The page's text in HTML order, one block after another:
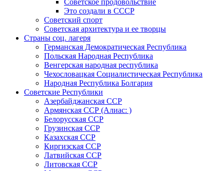
Советское продовольствие
Это создали в СССР
Советский спорт
Советская архитектура и ее творцы
Страны соц. лагеря
Германская Демократическая Республика
Польская Народная Республика
Венгерская народная республика
Чехословацкая Социалистическая Республика
Народная Республика Болгария
Советские Республики
Азербайджанская ССР
Армянская ССР (Алиас: )
Белорусская ССР
Грузинская ССР
Казахская ССР
Киргизская ССР
Латвийская ССР
Литовская ССР